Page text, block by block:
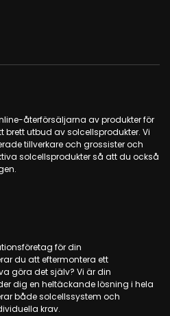
återförsäljarna av produkter för
brett utbud av solcellsprodukter. Vi
tillverkare och grossister och
solcellsprodukter så att du också
för din
du att eftermontera ett
göra det själv? Vi är din
dig en heltäckande lösning i hela
både solcellssystem och
krav.